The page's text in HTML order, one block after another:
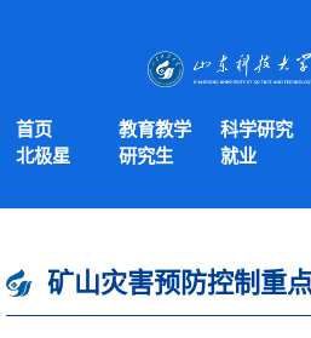
首页 教育教学 科学研究
北极星
研究生 就业
矿山灾害预防控制重